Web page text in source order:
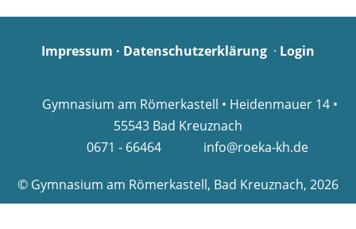
Impressum · Datenschutzerklärung · Login
Gymnasium am Römerkastell • Heidenmauer 14 •
55543 Bad Kreuznach
0671 - 66464
info@roeka-kh.de
© Gymnasium am Römerkastell, Bad Kreuznach, 2026